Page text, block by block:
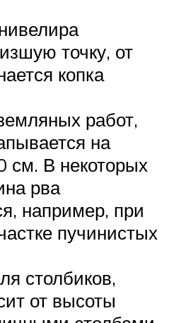
точку, от
копка
работ,
на
см. В некоторых
рва
например, при
пучинистых
столбиков,
от высоты